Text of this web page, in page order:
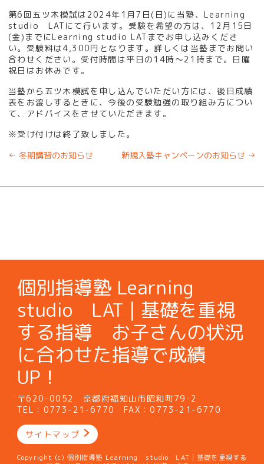
第6回五ツ木模試は2024年1月7日(日)に当塾、Learning
studio LATにて行います。受験を希望の方は、12月15日
(金)までにLearning studio LATまでお申し込みくださ
い。受験料は4,300円となります。詳しくは当塾までお問い
合わせください。受付時間は平日の14時～21時まで。日曜
祝日はお休みです。
当塾から五ツ木模試を申し込んでいただい方には、後日成績
表をお渡しするときに、今後の受験勉強の取り組み方につい
て、アドバイスをさせていただきます。
※受け付けは終了致しました。
← 冬期講習のお知らせ 新規入塾キャンペーンのお知らせ →
個別指導塾 Learning
studio LAT | 基礎を重視
する指導 お子さんの状況
に合わせた指導で成績
UP！
〒620-0052 京都府福知山市昭和町79-2
TEL：0773-21-6770 FAX：0773-21-6770
サイトマップ
Copyright (c) 個別指導塾 Learning studio LAT | 基礎を重視する